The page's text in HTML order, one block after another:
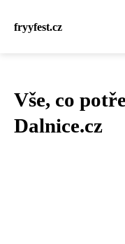
fryyfest.cz
Vše, co
Dalnice.cz